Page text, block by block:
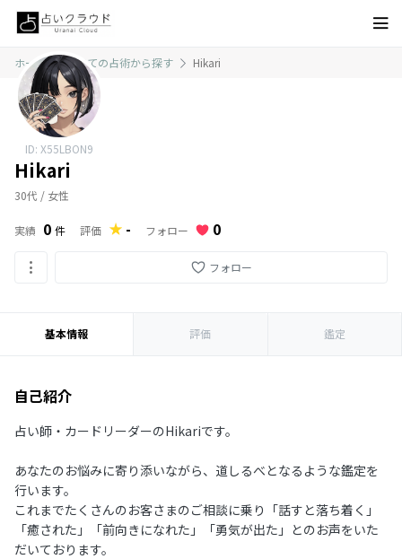
ホーム すべての占術から探す Hikari
ID: X55LBON9
Hikari
30代 / 女性
実績 0 件 評価 - フォロー 0
フォロー
基本情報 評価 鑑定
自己紹介
占い師・カードリーダーのHikariです。
あなたのお悩みに寄り添いながら、道しるべとなるような鑑定を
行います。
これまでたくさんのお客さまのご相談に乗り「話すと落ち着く」
「癒された」「前向きになれた」「勇気が出た」とのお声をいた
だいております。